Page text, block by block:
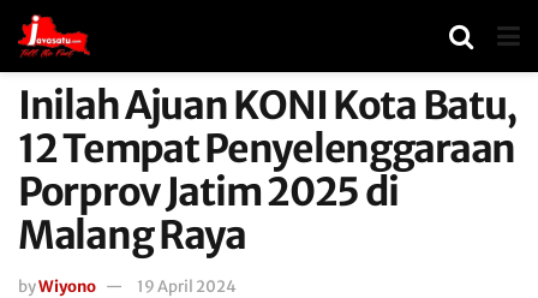
Inilah Ajuan KONI Kota Batu,
12 Tempat Penyelenggaraan
Porprov Jatim 2025 di
Malang Raya
byWiyono 19 April 2024